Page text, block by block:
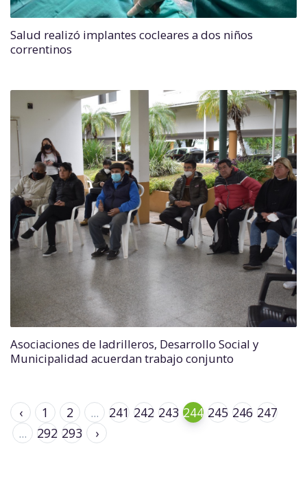
Salud realizó implantes cocleares a dos niños
correntinos
Asociaciones de ladrilleros, Desarrollo Social y
Municipalidad acuerdan trabajo conjunto
‹ 1 2 ... 241 242 243 244 245 246 247
...
292 293 ›